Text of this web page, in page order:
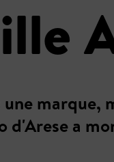
une
d'Arese a